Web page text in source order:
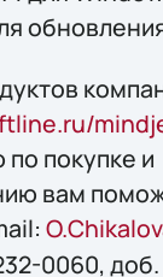
покупке и
вам
0060, доб.